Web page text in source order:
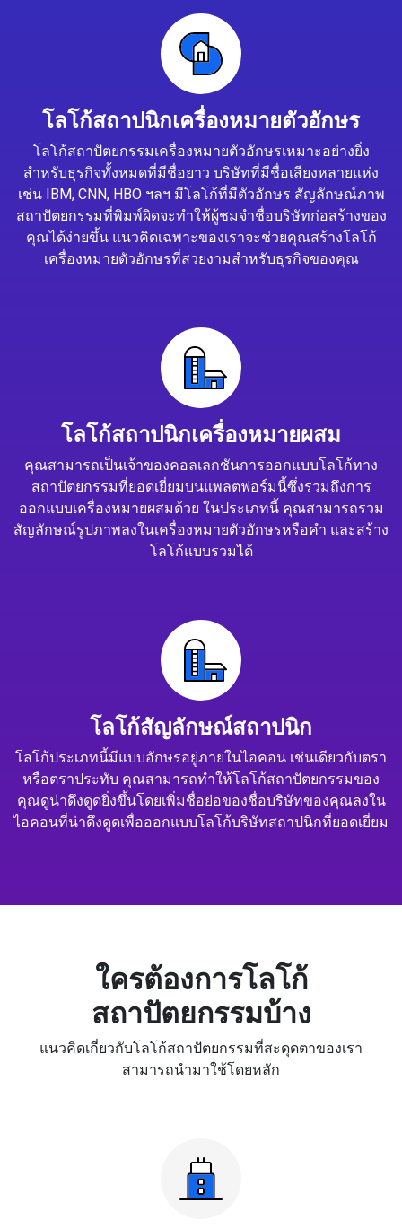
โลโก้สถาปนิกเครื่องหมายตัวอักษร
โลโก้สถาปัตยกรรมเครื่องหมายตัวอักษรเหมาะอย่างยิ่ง
สำหรับธุรกิจทั้งหมดที่มีชื่อยาว บริษัทที่มีชื่อเสียงหลายแห่ง
เช่น IBM, CNN, HBO ฯลฯ มีโลโก้ที่มีตัวอักษร สัญลักษณ์ภาพ
สถาปัตยกรรมที่พิมพ์ผิดจะทำให้ผู้ชมจำชื่อบริษัทก่อสร้างของ
คุณได้ง่ายขึ้น แนวคิดเฉพาะของเราจะช่วยคุณสร้างโลโก้
เครื่องหมายตัวอักษรที่สวยงามสำหรับธุรกิจของคุณ
โลโก้สถาปนิกเครื่องหมายผสม
คุณสามารถเป็นเจ้าของคอลเลกชันการออกแบบโลโก้ทาง
สถาปัตยกรรมที่ยอดเยี่ยมบนแพลตฟอร์มนี้ซึ่งรวมถึงการ
ออกแบบเครื่องหมายผสมด้วย ในประเภทนี้ คุณสามารถรวม
สัญลักษณ์รูปภาพลงในเครื่องหมายตัวอักษรหรือคำ และสร้าง
โลโก้แบบรวมได้
โลโก้สัญลักษณ์สถาปนิก
โลโก้ประเภทนี้มีแบบอักษรอยู่ภายในไอคอน เช่นเดียวกับตรา
หรือตราประทับ คุณสามารถทำให้โลโก้สถาปัตยกรรมของ
คุณดูน่าดึงดูดยิ่งขึ้นโดยเพิ่มชื่อย่อของชื่อบริษัทของคุณลงใน
ไอคอนที่น่าดึงดูดเพื่อออกแบบโลโก้บริษัทสถาปนิกที่ยอดเยี่ยม
ใครต้องการโลโก้
สถาปัตยกรรมบ้าง
แนวคิดเกี่ยวกับโลโก้สถาปัตยกรรมที่สะดุดตาของเรา
สามารถนำมาใช้โดยหลัก